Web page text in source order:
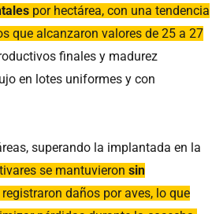
por hectárea, con una tendencia
que alcanzaron valores de 25 a 27
finales y madurez
en lotes uniformes y con
superando la implantada en la
se mantuvieronsin
daños por aves, lo que